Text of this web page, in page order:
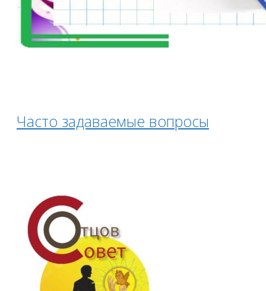
Часто задаваемые вопросы